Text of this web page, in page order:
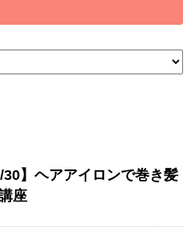
30】ヘアアイロンで巻き髪
座